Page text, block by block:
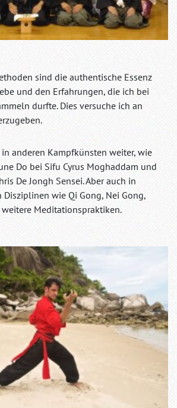
sind die authentische Essenz
und den Erfahrungen, die ich bei
durfte. Dies versuche ich an
anderen Kampfkünsten weiter, wie
Do bei Sifu Cyrus Moghaddam und
De Jongh Sensei. Aber auch in
wie Qi Gong, Nei Gong,
Meditationspraktiken.